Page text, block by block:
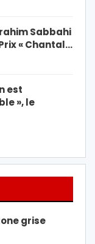
Sabbahi
« Chantal…
est
», le
grise